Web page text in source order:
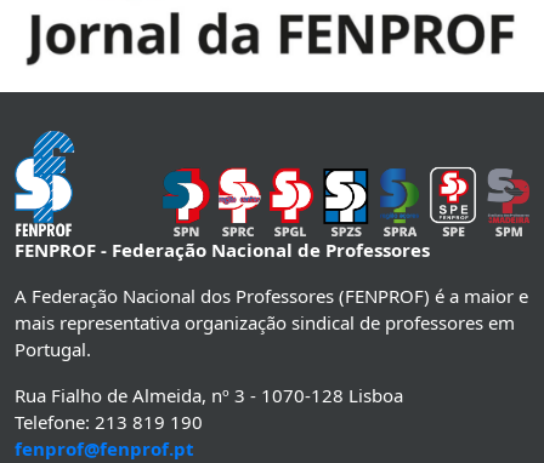
FENPROF - Federação Nacional de Professores
A Federação Nacional dos Professores (FENPROF) é a maior e
mais representativa organização sindical de professores em
Portugal.
Rua Fialho de Almeida, nº 3 - 1070-128 Lisboa
Telefone: 213 819 190
fenprof@fenprof.pt